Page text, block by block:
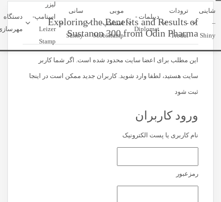
شاینی
–
Shiny
ترودات
-
Trodat
دیپلمات -
Diplomat
موبی
استامپ-
Mobistamp
سانی
-
Sunny
لیزر
استامپ-
Leizer
Stamp
دستگاه
Exploring the Benefits and Results of
Sustanon 300 from Odin Pharma
این مطلب برای اعضا سایت محدود شده است. اگر شما کاربر
سایت هستید، لطفا وارد شوید. کاربران جدید ممکن است در اینجا
ثبت شود
ورود کاربران
نام کاربری یا پست الکترونیک
رمزعبور